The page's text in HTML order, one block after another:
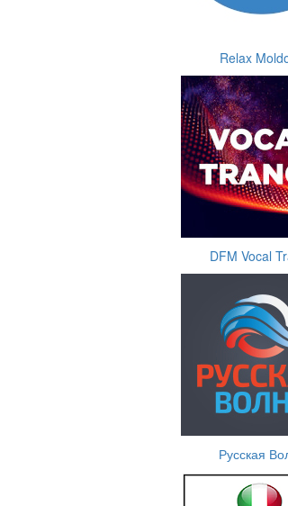
Relax
DFM Vocal
Русская